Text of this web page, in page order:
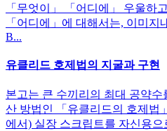
「무엇이」 「어디에」 우울하
「어디에」에 대해서는, 이미지
B...
유클리드 호제법의 지굴과 구현
본고는 큰 수끼리의 최대 공약수
산 방법인 「유클리드의 호제법
에서) 실장 스크립트를 자신용